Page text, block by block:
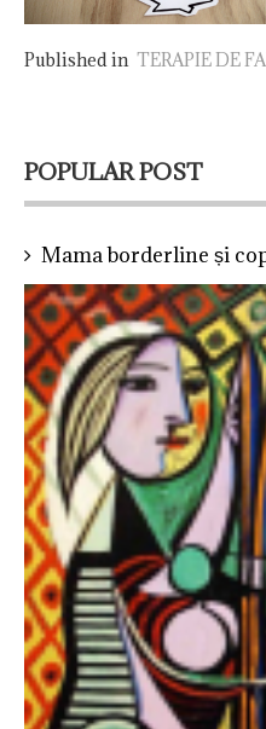
Published in TERAPIE DE
POPULAR POST
Mama borderline și